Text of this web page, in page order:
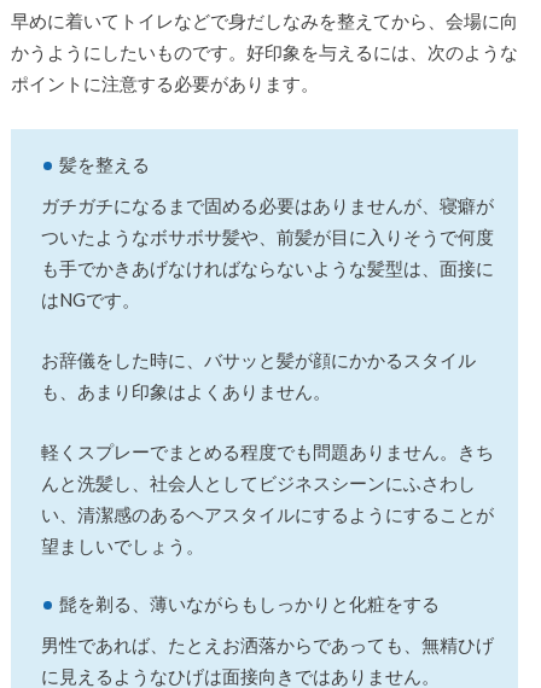
早めに着いてトイレなどで身だしなみを整えてから、会場に向
かうようにしたいものです。好印象を与えるには、次のような
ポイントに注意する必要があります。
髪を整える
ガチガチになるまで固める必要はありませんが、寝癖が
ついたようなボサボサ髪や、前髪が目に入りそうで何度
も手でかきあげなければならないような髪型は、面接に
はNGです。
お辞儀をした時に、バサッと髪が顔にかかるスタイル
も、あまり印象はよくありません。
軽くスプレーでまとめる程度でも問題ありません。きち
んと洗髪し、社会人としてビジネスシーンにふさわし
い、清潔感のあるヘアスタイルにするようにすることが
望ましいでしょう。
髭を剃る、薄いながらもしっかりと化粧をする
男性であれば、たとえお洒落からであっても、無精ひげ
に見えるようなひげは面接向きではありません。